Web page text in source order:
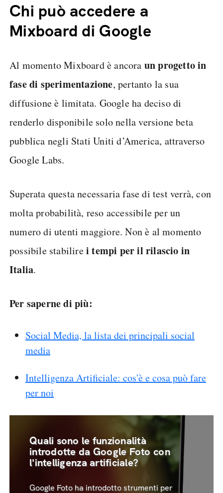
Chi può accedere a
Mixboard di Google
Al momento Mixboard è ancora un progetto in
fase di sperimentazione, pertanto la sua
diffusione è limitata. Google ha deciso di
renderlo disponibile solo nella versione beta
pubblica negli Stati Uniti d’America, attraverso
Google Labs.
Superata questa necessaria fase di test verrà, con
molta probabilità, reso accessibile per un
numero di utenti maggiore. Non è al momento
possibile stabilirei tempi per il rilascio in
Italia.
Per saperne di più:
Social Media, la lista dei principali social
media
Intelligenza Artificiale: cos'è e cosa può fare
per noi
Quali sono le funzionalità
introdotte da Google Foto con
l'intelligenza artificiale?
Google Foto ha introdotto strumenti per